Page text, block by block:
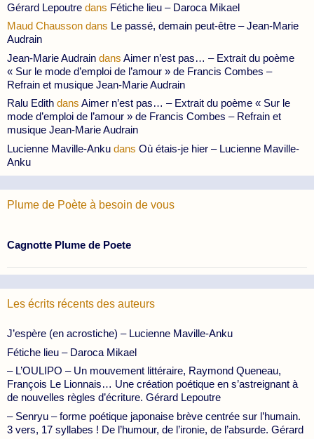
Gérard Lepoutre dans Fétiche lieu – Daroca Mikael
Maud Chausson dans Le passé, demain peut-être – Jean-Marie
Audrain
Jean-Marie Audrain dans Aimer n’est pas… – Extrait du poème
« Sur le mode d’emploi de l’amour » de Francis Combes –
Refrain et musique Jean-Marie Audrain
Ralu Edith dans Aimer n’est pas… – Extrait du poème « Sur le
mode d’emploi de l’amour » de Francis Combes – Refrain et
musique Jean-Marie Audrain
Lucienne Maville-Anku dans Où étais-je hier – Lucienne Maville-
Anku
Plume de Poète à besoin de vous
Cagnotte Plume de Poete
Les écrits récents des auteurs
J’espère (en acrostiche) – Lucienne Maville-Anku
Fétiche lieu – Daroca Mikael
– L’OULIPO – Un mouvement littéraire, Raymond Queneau,
François Le Lionnais… Une création poétique en s’astreignant à
de nouvelles règles d’écriture. Gérard Lepoutre
– Senryu – forme poétique japonaise brève centrée sur l’humain.
3 vers, 17 syllabes ! De l’humour, de l’ironie, de l’absurde. Gérard